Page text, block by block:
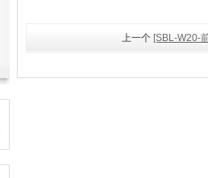
上一个 [SBL-W20-